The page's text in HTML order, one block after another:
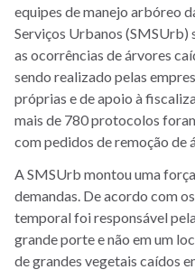
equipes de manejo arbóreo
Serviços Urbanos (SMSUrb)
as ocorrências de árvores
sendo realizado pelas
próprias e de apoio à
mais de 780 protocolos
com pedidos de remoção de
A SMSUrb montou uma
demandas. De acordo com
temporal foi responsável
grande porte e não em um
de grandes vegetais caídos